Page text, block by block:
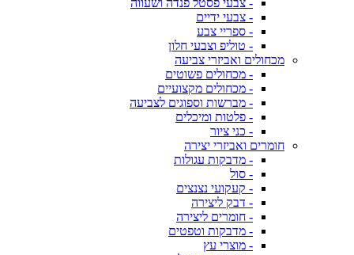
- צבעי פסטל פנדה ושעווה
- צבעי ידיים
- ספריי צבע
- טוליפ וצבעי חלון
מכחולים ואביזרי צביעה
- מכחולים פשוטים
- מכחולים מקצועיים
- מברשות וספוגים לצביעה
- פלטות ומיכלים
- כני ציור
חומרים ואביזרי יצירה
- מדבקות עגולות
- סול
- קעקועי נצנצים
- דבק ליצירה
- חומרים ליצירה
- מדבקות וטפטים
- מוצרי עץ